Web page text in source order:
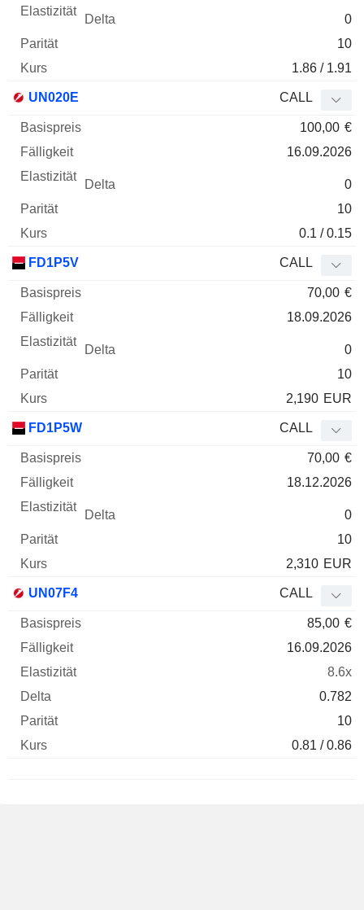
0
10
1.86 / 1.91
UN020E CALL
100,00 €
16.09.2026
0
10
0.1 / 0.15
FD1P5V CALL
70,00 €
18.09.2026
0
10
2,190 EUR
FD1P5W CALL
70,00 €
18.12.2026
0
10
2,310 EUR
UN07F4 CALL
85,00 €
16.09.2026
8.6x
0.782
10
0.81 / 0.86